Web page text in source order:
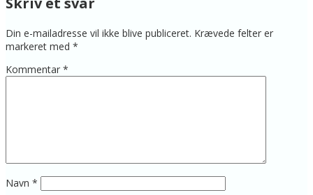
Din e-mailadresse vil ikke blive publiceret. Krævede felter er
markeret med *
Kommentar *
Navn *